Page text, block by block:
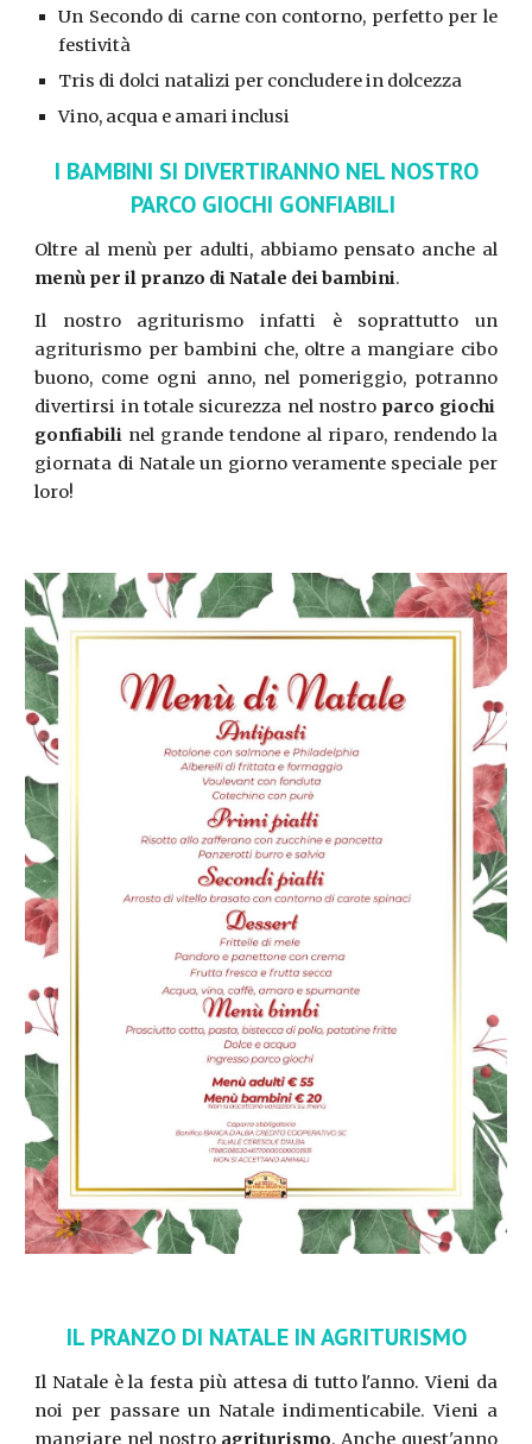
Un Secondo di carne con contorno, perfetto per le
festività
Tris di dolci natalizi per concludere in dolcezza
Vino, acqua e amari inclusi
I BAMBINI SI DIVERTIRANNO NEL NOSTRO
PARCO GIOCHI GONFIABILI
Oltre al menù per adulti, abbiamo pensato anche al
menù per il pranzo di Natale dei bambini.
Il nostro agriturismo infatti è soprattutto un
agriturismo per bambini che, oltre a mangiare cibo
buono, come ogni anno, nel pomeriggio, potranno
divertirsi in totale sicurezza nel nostro parco giochi
gonfiabili nel grande tendone al riparo, rendendo la
giornata di Natale un giorno veramente speciale per
loro!
IL PRANZO DI NATALE IN AGRITURISMO
Il Natale è la festa più attesa di tutto l'anno. Vieni da
noi per passare un Natale indimenticabile. Vieni a
mangiare nel nostro agriturismo. Anche quest'anno